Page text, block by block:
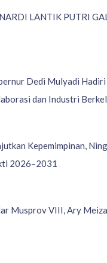
LANTIK PUTRI
Dedi Mulyadi
dan Industri
Kepemimpinan,
2026–2031
Musprov VIII, Ary